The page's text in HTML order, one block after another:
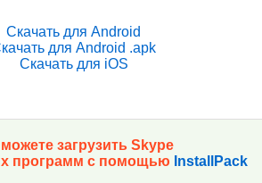
Скачать для Android
для Android .apk
Скачать для iOS
загрузить Skype
программ с помощью InstallPack